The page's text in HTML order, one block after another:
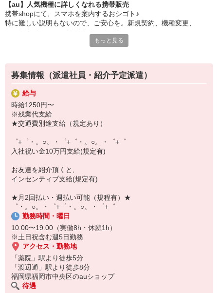
丁寧な研修もあるので、
みなさんから働きやすいと好評です♪
最新アプリ事情やお得なプラン、
スマホの裏ワザを学べるチャンス♪
￣￣￣￣￣￣￣￣￣￣￣
▼オフィスワーク
事務、経理、データ入力、コールセンター、受付
▼工場・製造・軽作業系
機械/食品製造・梱包・仕分け・加工・組立・検査
▼美容系
眉毛サロンのアイブロウ・ネイリスト・エステ
▼営業・販売
法人営業・アパレル販売・個別指導塾・人材紹介
▼人気案件も多数♪
短期・期間限定・オープニング・官公庁案件
上場/優良/大手企業など
【スマホ面接実施中】
￣￣￣￣￣￣￣￣￣
自宅に居ながらスマホでカンタン面接OK！
オンライン面談なのでスピード対応。
【au】人気機種に詳しくなれる携帯販売
携帯shopにて、スマホを案内するおシゴト♪
特に難しい説明もないので、ご安心を。新規契約、機種変更、
■携帯やインターネット販売業務
docomo(ドコモ)/au(エーユー)・KDDI/softbank(ソフトバンク)など
の大手キャリアから
ワイモバイル(Y!mobille)、楽天モバイル、UQなど格安スマホまで幅
広く紹介可能♪
人気のApple（アップル）店舗もございます！
もっと見る
募集情報（派遣社員・紹介予定派遣）
給与
時給1250円〜
※残業代支給
★交通費別途支給（規定あり）
゜+゜・。○。・゜+゜・。○。・゜+゜
入社祝い金10万円支給(規定有)
お友達を紹介頂くと,
インセンティブ支給(規定有)
★月2回払い・週払い可能（規程有）★
゜・。○。・゜+゜・。○。・゜+゜
勤務時間・曜日
10:00〜19:00（実働8h・休憩1h）
※土日祝含む週5日勤務
アクセス・勤務地
「薬院」駅より徒歩5分
「渡辺通」駅より徒歩8分
福岡県福岡市中央区のauショップ
待遇